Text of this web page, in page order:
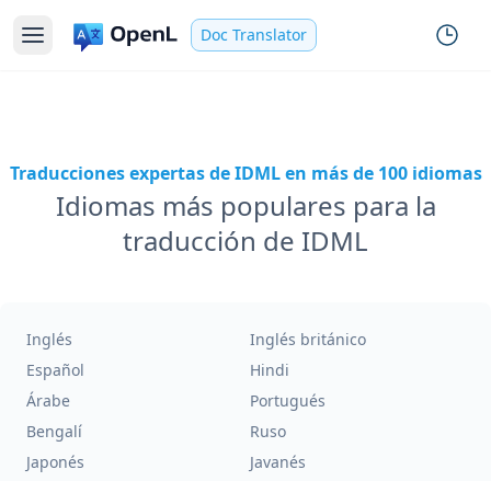
Doc Translator
Traducciones expertas de IDML en más de 100 idiomas
Idiomas más populares para la
traducción de IDML
Inglés
Inglés británico
Español
Hindi
Árabe
Portugués
Bengalí
Ruso
Japonés
Javanés